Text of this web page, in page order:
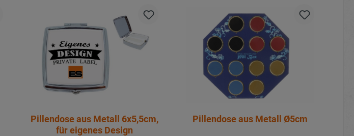
Pillendose aus Metall 6x5,5cm,
für eigenes Design
Pillendose aus Metall Ø5cm